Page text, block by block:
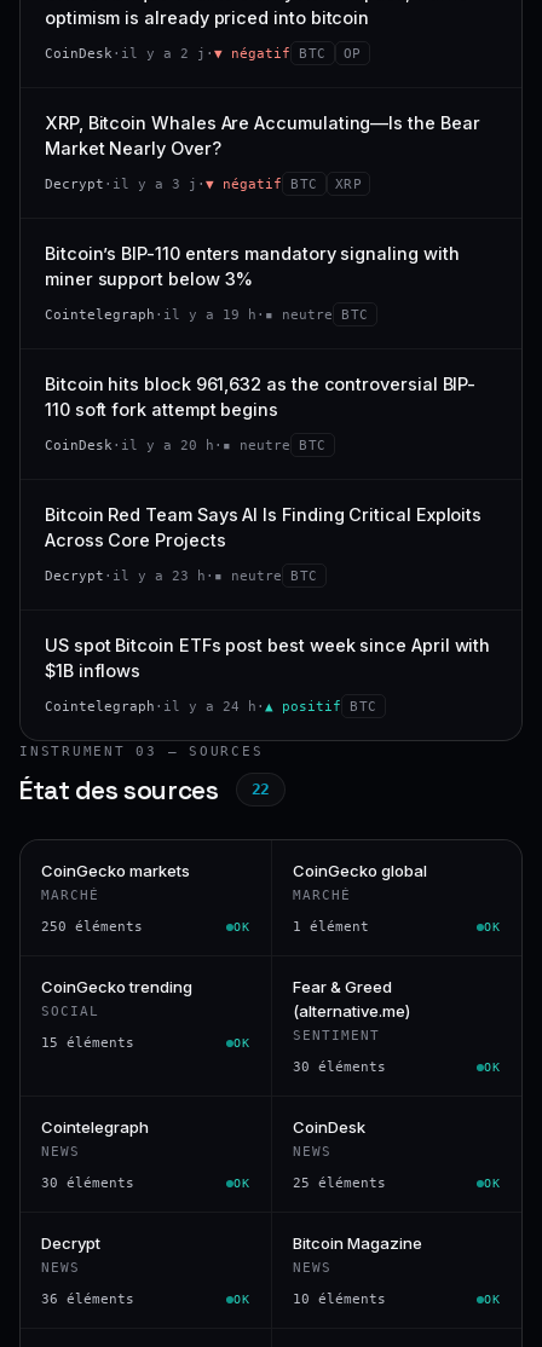
CONFIANCE
VAR. 7 J VAR. 30 J
CONFIANCE
momentum 24 h dégradé (+0,0 %), volume 24 h atone
(0,9 % de sa capitalisation échangés).
538 M$ 4,7 M$
−2,9 % −1,9 %
−50,0 % #93
CONFIANCE
optimism is already priced into bitcoin
CoinDesk · il y a 2 j · ▼ négatif BTC OP
XRP, Bitcoin Whales Are Accumulating—Is the Bear
Market Nearly Over?
Decrypt · il y a 3 j · ▼ négatif BTC XRP
Bitcoin’s BIP-110 enters mandatory signaling with
miner support below 3%
Cointelegraph · il y a 19 h · ▪ neutre BTC
Bitcoin hits block 961,632 as the controversial BIP-
110 soft fork attempt begins
CoinDesk · il y a 20 h · ▪ neutre BTC
Bitcoin Red Team Says AI Is Finding Critical Exploits
Across Core Projects
Decrypt · il y a 23 h · ▪ neutre BTC
US spot Bitcoin ETFs post best week since April with
$1B inflows
Cointelegraph · il y a 24 h · ▲ positif BTC
INSTRUMENT 03 — SOURCES
État des sources 22
CoinGecko markets
MARCHÉ
250 éléments OK
CoinGecko global
MARCHÉ
1 élément OK
CoinGecko trending
SOCIAL
15 éléments OK
Fear & Greed
(alternative.me)
SENTIMENT
30 éléments OK
Cointelegraph
NEWS
30 éléments OK
CoinDesk
NEWS
25 éléments OK
Decrypt
NEWS
36 éléments OK
Bitcoin Magazine
NEWS
10 éléments OK